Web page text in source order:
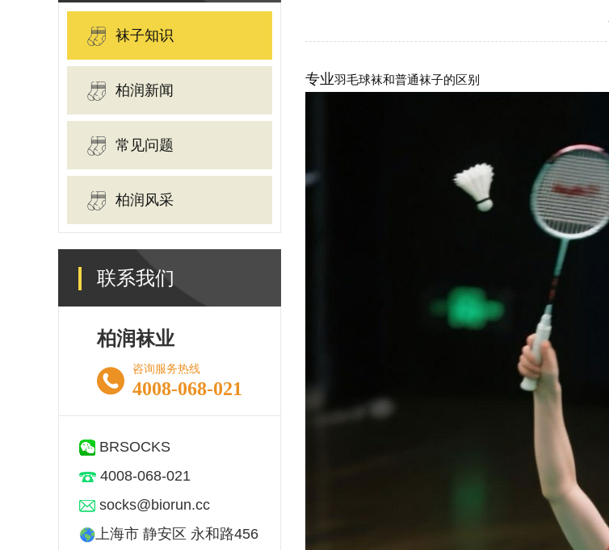
袜子知识
柏润新闻
常见问题
柏润风采
联系我们
柏润袜业
咨询服务热线
4008-068-021
BRSOCKS
4008-068-021
socks@biorun.cc
上海市 静安区 永和路456
专业羽毛球袜和普通袜子的区别